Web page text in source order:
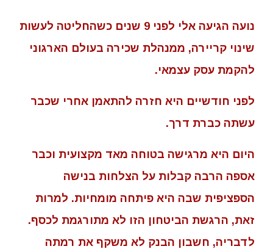
נועה הגיעה אלי לפני 9 שנים כשהחליטה לעשות
שינוי קריירה, ממנהלת שכירה בעולם הארגוני
להקמת עסק עצמאי.
לפני חודשיים היא חזרה להתאמן אחרי שכבר
עשתה כברת דרך.
היום היא מרגישה בטוחה מאד מקצועית וכבר
אספה הרבה קבלות על הצלחות בנישה
הספציפית שבה היא פיתחה מומחיות. למרות
זאת, הרגשת הביטחון הזו לא מתורגמת לכסף.
לדבריה, חשבון הבנק לא משקף את רמתה